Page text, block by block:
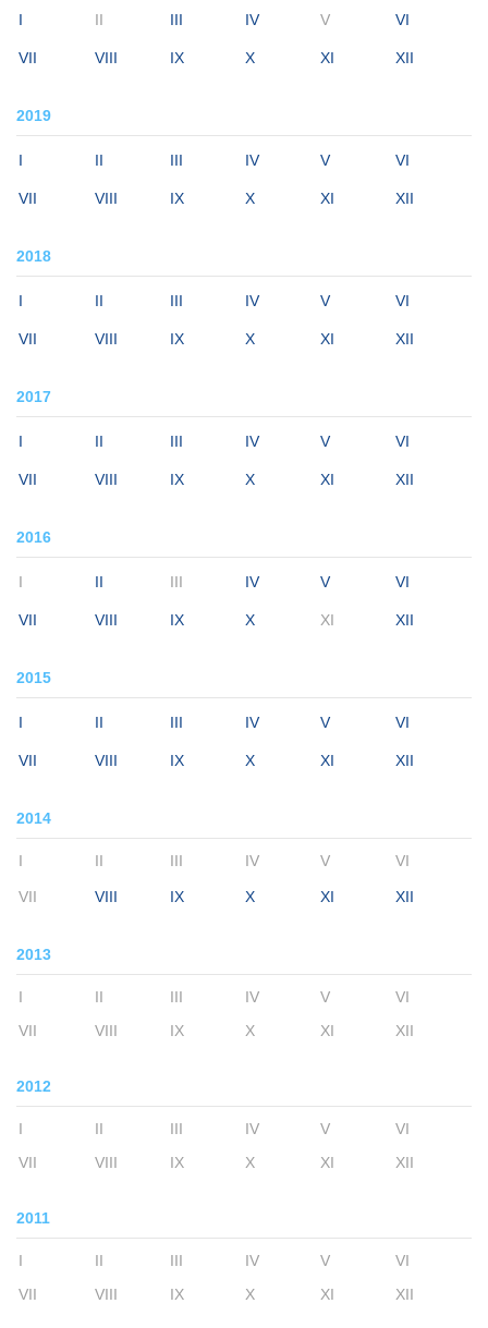
I II III IV V VI
VII VIII IX X XI XII
2019
I II III IV V VI
VII VIII IX X XI XII
2018
I II III IV V VI
VII VIII IX X XI XII
2017
I II III IV V VI
VII VIII IX X XI XII
2016
I II III IV V VI
VII VIII IX X XI XII
2015
I II III IV V VI
VII VIII IX X XI XII
2014
I II III IV V VI
VII VIII IX X XI XII
2013
I II III IV V
VI
VII
VIII IX X XI XII
2012
I II III IV V
VI
VII
VIII IX X XI XII
2011
I II III IV V
VI
VII
VIII IX X XI XII